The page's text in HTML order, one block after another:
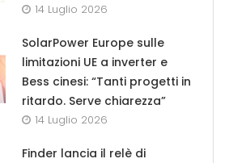
14 Luglio 2026
SolarPower Europe sulle
limitazioni UE a inverter e
Bess cinesi: “Tanti progetti in
ritardo. Serve chiarezza”
14 Luglio 2026
Finder lancia il relè di